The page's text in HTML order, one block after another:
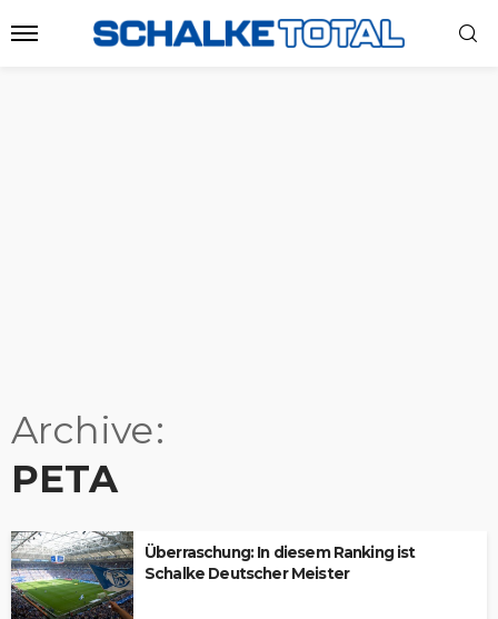
Archive
PETA
Überraschung: In diesem Ranking ist
Schalke Deutscher Meister